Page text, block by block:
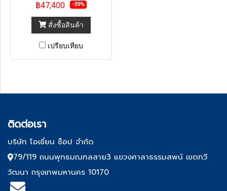
฿47,400 -39%
สั่งซื้อสินค้า
เปรียบเทียบ
ติดต่อเรา
บริษัท โอเชี่ยน ช็อป จำกัด
79/119 ถนนพุทธมณฑลสาย3 แขวงศาลาธรรมสพน์ เขตทวี
วัฒนา กรุงเทพมหานคร 10170